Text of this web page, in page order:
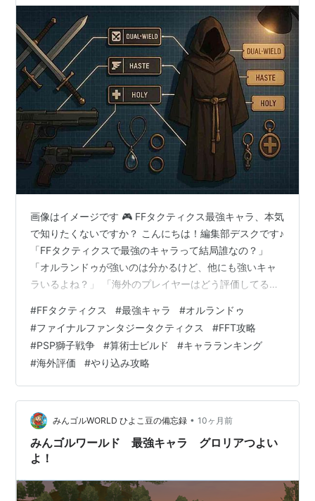
画像はイメージです 🎮 FFタクティクス最強キャラ、本気
で知りたくないですか？ こんにちは！編集部デスクです♪
「FFタクティクスで最強のキャラって結局誰なの？」
「オルランドゥが強いのは分かるけど、他にも強いキャ
ラいるよね？」 「海外のプレイヤーはどう評価してるん
もプレイして、いろんなキャラを育ててきました😊 でも
ね、実は日本と海外で評価が違うキャラもいるんです！
この記事では、日本と海外のランキングを徹底比較し
て、 本当の最強キャラを明らかにしていきます💪✨ この
記事を最後まで読めば、 ✅ 最強キャラTOP10が完全に分
かる ✅ なぜそ…
#FFタクティクス #最強キャラ #オルランドゥ
#ファイナルファンタジータクティクス #FFT攻略
#PSP獅子戦争 #算術士ビルド #キャラランキング
#海外評価 #やり込み攻略
みんゴルWORLD ひよこ豆の備忘録 • 10ヶ月前
みんゴルワールド 最強キャラ グロリアつよい
よ！